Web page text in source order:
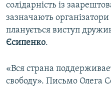
солідарність із
зазначають організатори
планується виступ
Єсипенко.
«Вся страна
свободу». Письмо Олега